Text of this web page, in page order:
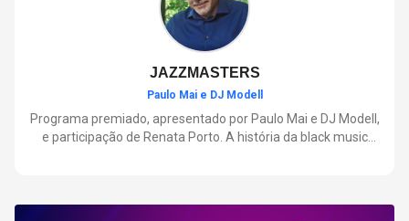
JAZZMASTERS
Paulo Mai e DJ Modell
Programa premiado, apresentado por Paulo Mai e DJ Modell,
e participação de Renata Porto. A história da black music